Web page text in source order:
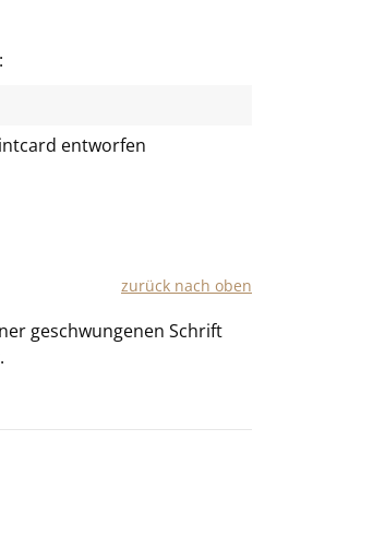
entworfen
zu­rück nach oben
ge­schwun­ge­nen Schrift